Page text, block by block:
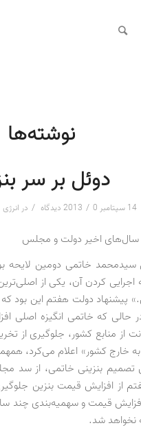
نوشته‌ها
دوئل بر سر
14 سپتامبر 2013 / 0 دیدگاه / در انرژی
سال‌های اخیر دولت و مجلس
1377، وقتی سیدمحمد خاتمی
کردن آن، یکی از
پیشنهاد دولت هفتم این بود
حالی که خاتمی انگیزه اصلی
از منابع کشور، جلوگیری از
به خارج کشور» اعلام می‌کرد،
بنزینی خاتمی، از سد
از افزایش قیمت بنزین
قیمت و سهمیه‌بندی چند
نخواهد شد.